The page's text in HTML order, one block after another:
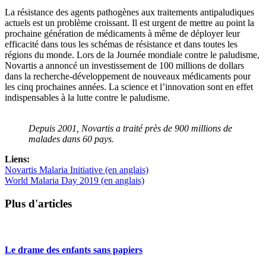
La résistance des agents pathogènes aux traitements antipaludiques
actuels est un problème croissant. Il est urgent de mettre au point la
prochaine génération de médicaments à même de déployer leur
efficacité dans tous les schémas de résistance et dans toutes les
régions du monde. Lors de la Journée mondiale contre le paludisme,
Novartis a annoncé un investissement de 100 millions de dollars
dans la recherche-développement de nouveaux médicaments pour
les cinq prochaines années. La science et l’innovation sont en effet
indispensables à la lutte contre le paludisme.
Depuis 2001, Novartis a traité près de 900 millions de
malades dans 60 pays.
Liens:
Novartis Malaria Initiative (en anglais)
World Malaria Day 2019 (en anglais)
Plus d'articles
Le drame des enfants sans papiers